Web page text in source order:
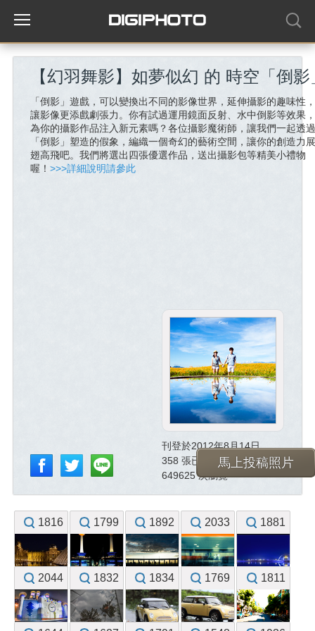
【幻羽舞影】如夢似幻 的 時空「倒影
「倒影」遊戲，可以變換出不同的影像世界，延伸攝影的趣味性
讓影像更添戲劇張力。你有試過運用鏡面反射、水中倒影等效果
為你的攝影作品注入新元素嗎？各位攝影魔術師，讓我們一起透
「倒影」塑造的假象，編織一個奇幻的藝術空間，讓你的創造力
翅高飛吧。我們將選出四張優選作品，送出攝影包等精美小禮物
喔！>>>詳細說明請參此
馬上投稿照片
刊登於2012年8月14日
358 張已投稿照片
649625 次瀏覽
1816 1799 1892 2033 1881
2044 1832 1834 1769 1811